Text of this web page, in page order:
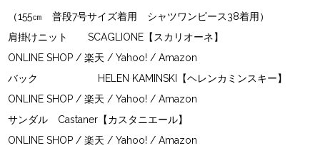
（155㎝ 普段7号サイズ着用 シャツワンピース38着用）
肩掛けニット SCAGLIONE【スカリオーネ】
ONLINE SHOP /楽天 /Yahoo! /Amazon
バック HELEN KAMINSKI【ヘレンカミンスキー】
ONLINE SHOP /楽天 /Yahoo! /Amazon
サンダル Castaner【カスタニエール】
ONLINE SHOP /楽天 / Yahoo! / Amazon